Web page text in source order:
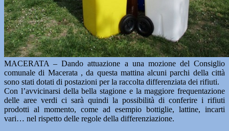
MACERATA – Dando attuazione a una mozione del Consiglio
comunale di Macerata , da questa mattina alcuni parchi della città
sono stati dotati di postazioni per la raccolta differenziata dei rifiuti.
Con l’avvicinarsi della bella stagione e la maggiore frequentazione
delle aree verdi ci sarà quindi la possibilità di conferire i rifiuti
prodotti al momento, come ad esempio bottiglie, lattine, incarti
vari… nel rispetto delle regole della differenziazione.